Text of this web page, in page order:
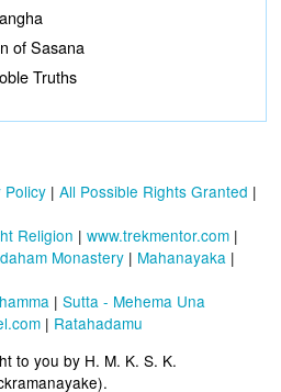
of Sasana
Truths
Policy | All Possible Rights Granted |
Religion | www.trekmentor.com |
Monastery | Mahanayaka |
| Sutta - Mehema Una
| Ratahadamu
to you by H. M. K. S. K.